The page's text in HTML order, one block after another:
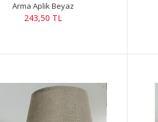
Arma Aplik Beyaz
243,50 TL